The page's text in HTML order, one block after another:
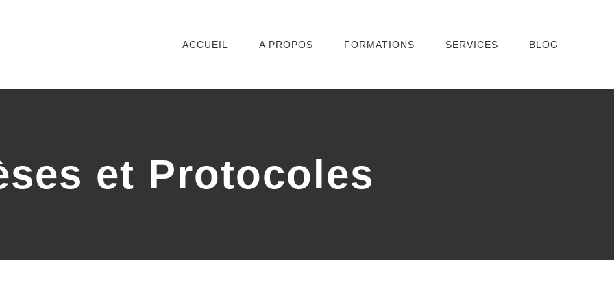
ACCUEIL A PROPOS FORMATIONS SERVICES BLOG
et Protocoles